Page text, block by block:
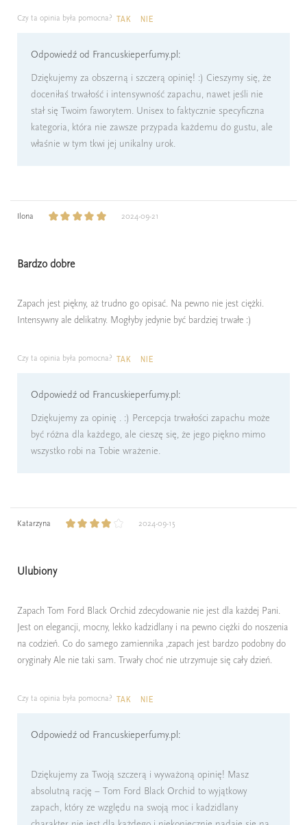
Czy ta opinia była pomocna? TAK NIE
Odpowiedź od Francuskieperfumy.pl:
Dziękujemy za obszerną i szczerą opinię! :) Cieszymy się, że
doceniłaś trwałość i intensywność zapachu, nawet jeśli nie
stał się Twoim faworytem. Unisex to faktycznie specyficzna
kategoria, która nie zawsze przypada każdemu do gustu, ale
właśnie w tym tkwi jej unikalny urok.
Ilona 2024-09-21
Bardzo dobre
Zapach jest piękny, aż trudno go opisać. Na pewno nie jest ciężki.
Intensywny ale delikatny. Mogłyby jedynie być bardziej trwałe :)
Czy ta opinia była pomocna? TAK NIE
Odpowiedź od Francuskieperfumy.pl:
Dziękujemy za opinię . :) Percepcja trwałości zapachu może
być różna dla każdego, ale cieszę się, że jego piękno mimo
wszystko robi na Tobie wrażenie.
Katarzyna 2024-09-15
Ulubiony
Zapach Tom Ford Black Orchid zdecydowanie nie jest dla każdej Pani.
Jest on elegancji, mocny, lekko kadzidlany i na pewno ciężki do noszenia
na codzień. Co do samego zamiennika ,zapach jest bardzo podobny do
oryginały Ale nie taki sam. Trwały choć nie utrzymuje się cały dzień.
Czy ta opinia była pomocna? TAK NIE
Odpowiedź od Francuskieperfumy.pl:
Dziękujemy za Twoją szczerą i wyważoną opinię! Masz
absolutną rację – Tom Ford Black Orchid to wyjątkowy
zapach, który ze względu na swoją moc i kadzidlany